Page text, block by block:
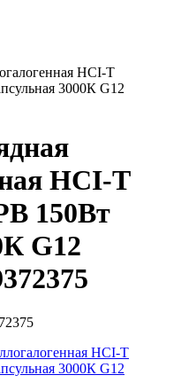
HCI-T
3000К G12
HCI-T
150Вт
G12